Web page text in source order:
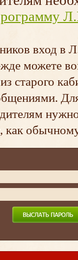
вход в
можете
старого
как